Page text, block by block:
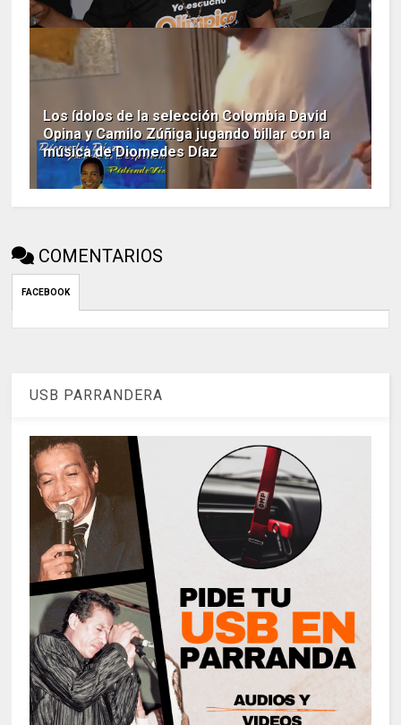
Los ídolos de la selección Colombia David
Opina y Camilo Zúñiga jugando billar con la
música de Diomedes Díaz
COMENTARIOS
FACEBOOK
USB PARRANDERA